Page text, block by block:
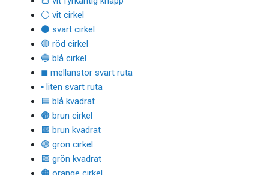
⚪ vit cirkel
⚫ svart cirkel
🔴 röd cirkel
🔵 blå cirkel
◼ mellanstor svart ruta
▪ liten svart ruta
🟦 blå kvadrat
🟤 brun cirkel
🟫 brun kvadrat
🟢 grön cirkel
🟩 grön kvadrat